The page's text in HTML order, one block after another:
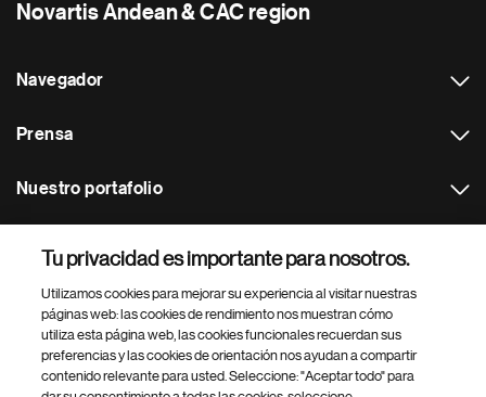
Novartis Andean & CAC region
Navegador
Prensa
Nuestro portafolio
Footer Site Search
Tu privacidad es importante para nosotros.
Utilizamos cookies para mejorar su experiencia al visitar nuestras
páginas web: las cookies de rendimiento nos muestran cómo
utiliza esta página web, las cookies funcionales recuerdan sus
preferencias y las cookies de orientación nos ayudan a compartir
contenido relevante para usted. Seleccione: "Aceptar todo" para